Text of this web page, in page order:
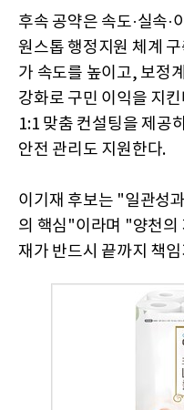
후속 공약은 속도·실속·
원스톱 행정지원 체계
가 속도를 높이고, 보정
강화로 구민 이익을 지
1:1 맞춤 컨설팅을 제공
안전 관리도 지원한다.
이기재 후보는 "일관성
의 핵심"이라며 "양천의
재가 반드시 끝까지 책